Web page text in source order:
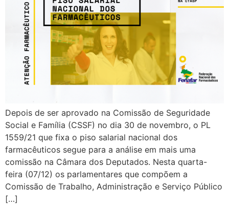
Depois de ser aprovado na Comissão de Seguridade
Social e Família (CSSF) no dia 30 de novembro, o PL
1559/21 que fixa o piso salarial nacional dos
farmacêuticos segue para a análise em mais uma
comissão na Câmara dos Deputados. Nesta quarta-
feira (07/12) os parlamentares que compõem a
Comissão de Trabalho, Administração e Serviço Público
[…]